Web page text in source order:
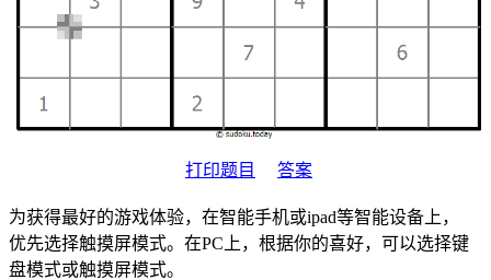
打印题目 答案
为获得最好的游戏体验，在智能手机或ipad等智能设备上，
优先选择触摸屏模式。在PC上，根据你的喜好，可以选择键
盘模式或触摸屏模式。